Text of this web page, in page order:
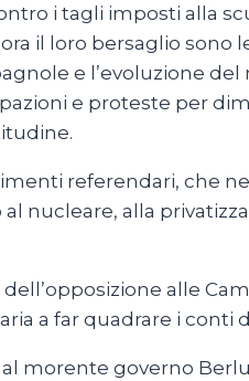
i tagli imposti alla
il loro bersaglio sono
e l’evoluzione
e proteste per
referendari, che
nucleare, alla
alle
a far quadrare i conti
morente governo